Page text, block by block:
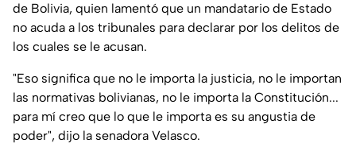
de Bolivia, quien lamentó que un mandatario de Estado
no acuda a los tribunales para declarar por los delitos de
los cuales se le acusan.
"Eso significa que no le importa la justicia, no le importan
las normativas bolivianas, no le importa la Constitución...
para mí creo que lo que le importa es su angustia de
poder", dijo la senadora Velasco.